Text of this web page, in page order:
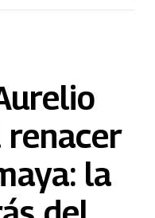
renacer
la